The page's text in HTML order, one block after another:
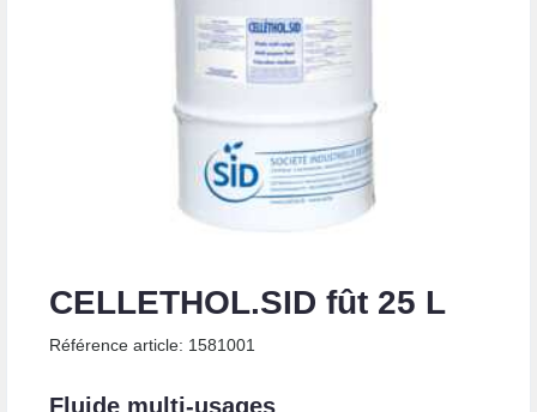
CELLETHOL.SID fût 25 L
Référence article: 1581001
Fluide multi-usages